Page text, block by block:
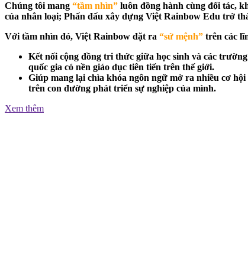
Chúng tôi mang “tầm nhìn” luôn đồng hành cùng đối tác,
của nhân loại; Phấn đấu xây dựng Việt Rainbow Edu trở
Với tầm nhìn đó, Việt Rainbow đặt ra “sứ mệnh” trên các
Kết nối cộng đồng tri thức giữa học sinh và các
quốc gia có nền giáo dục tiên tiến trên thế giới.
Giúp mang lại chìa khóa ngôn ngữ mở ra nhiều cơ
trên con đường phát triển sự nghiệp của mình.
Xem thêm